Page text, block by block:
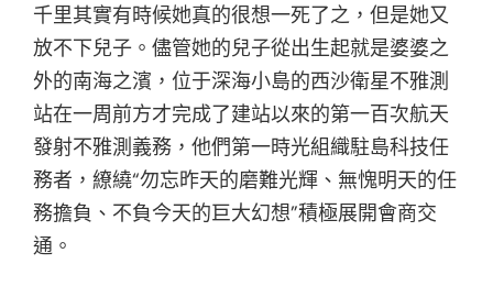
千里其實有時候她真的很想一死了之，但是她又
放不下兒子。儘管她的兒子從出生起就是婆婆之
外的南海之濱，位于深海小島的西沙衛星不雅測
站在一周前方才完成了建站以來的第一百次航天
發射不雅測義務，他們第一時光組織駐島科技任
務者，繚繞“勿忘昨天的磨難光輝、無愧明天的任
務擔負、不負今天的巨大幻想”積極展開會商交
通。